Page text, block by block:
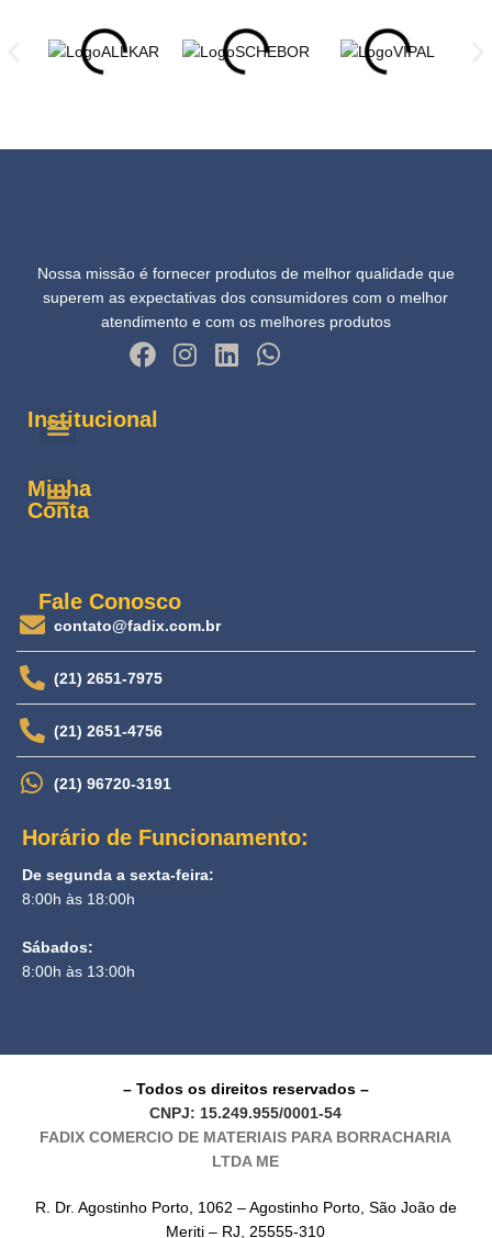
Nossa missão é fornecer produtos de melhor qualidade que
superem as expectativas dos consumidores com o melhor
atendimento e com os melhores produtos
Institucional
Minha
Conta
Fale Conosco
contato@fadix.com.br
(21) 2651-7975
(21) 2651-4756
(21) 96720-3191
Horário de Funcionamento:
De segunda a sexta-feira:
8:00h às 18:00h
Sábados:
8:00h às 13:00h
– Todos os direitos reservados –
CNPJ: 15.249.955/0001-54
FADIX COMERCIO DE MATERIAIS PARA BORRACHARIA
LTDA ME
R. Dr. Agostinho Porto, 1062 –Agostinho Porto, São João de
Meriti – RJ, 25555-310